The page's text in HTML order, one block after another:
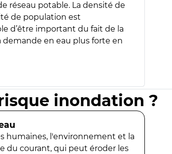
réseau potable. La densité de
de population est
d’être important du fait de la
en eau plus forte en
inondation ?
humaines, l'environnement et la
du courant, qui peut éroder les